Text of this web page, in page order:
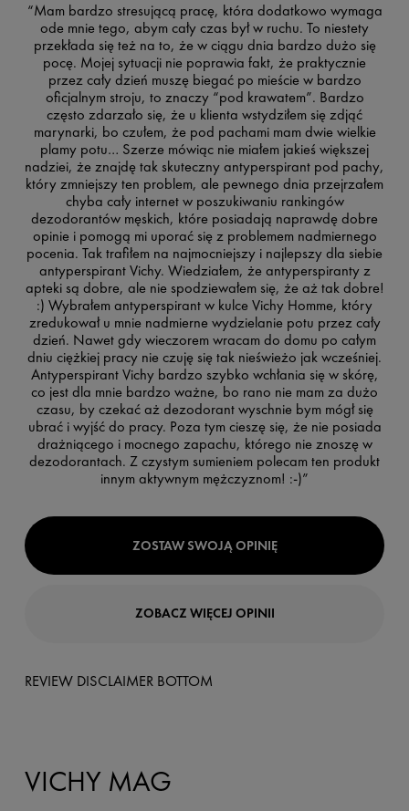
“Mam bardzo stresującą pracę, która dodatkowo wymaga
ode mnie tego, abym cały czas był w ruchu. To niestety
przekłada się też na to, że w ciągu dnia bardzo dużo się
pocę. Mojej sytuacji nie poprawia fakt, że praktycznie
przez cały dzień muszę biegać po mieście w bardzo
oficjalnym stroju, to znaczy “pod krawatem”. Bardzo
często zdarzało się, że u klienta wstydziłem się zdjąć
marynarki, bo czułem, że pod pachami mam dwie wielkie
plamy potu… Szerze mówiąc nie miałem jakieś większej
nadziei, że znajdę tak skuteczny antyperspirant pod pachy,
który zmniejszy ten problem, ale pewnego dnia przejrzałem
chyba cały internet w poszukiwaniu rankingów
dezodorantów męskich, które posiadają naprawdę dobre
opinie i pomogą mi uporać się z problemem nadmiernego
pocenia. Tak trafiłem na najmocniejszy i najlepszy dla siebie
antyperspirant Vichy. Wiedziałem, że antyperspiranty z
apteki są dobre, ale nie spodziewałem się, że aż tak dobre!
:) Wybrałem antyperspirant w kulce Vichy Homme, który
zredukował u mnie nadmierne wydzielanie potu przez cały
dzień. Nawet gdy wieczorem wracam do domu po całym
dniu ciężkiej pracy nie czuję się tak nieświeżo jak wcześniej.
Antyperspirant Vichy bardzo szybko wchłania się w skórę,
co jest dla mnie bardzo ważne, bo rano nie mam za dużo
czasu, by czekać aż dezodorant wyschnie bym mógł się
ubrać i wyjść do pracy. Poza tym cieszę się, że nie posiada
drażniącego i mocnego zapachu, którego nie znoszę w
dezodorantach. Z czystym sumieniem polecam ten produkt
innym aktywnym mężczyznom! :-)”
ZOSTAW SWOJĄ OPINIĘ
ZOBACZ WIĘCEJ OPINII
REVIEW DISCLAIMER BOTTOM
VICHY MAG